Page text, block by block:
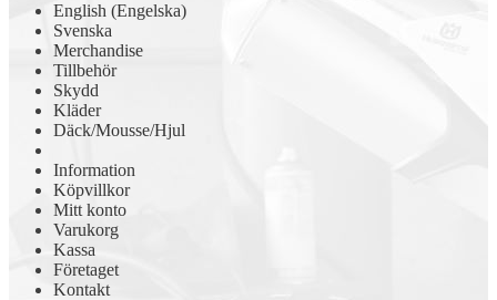
English (Engelska)
Svenska
Merchandise
Tillbehör
Skydd
Kläder
Däck/Mousse/Hjul
Information
Köpvillkor
Mitt konto
Varukorg
Kassa
Företaget
Kontakt